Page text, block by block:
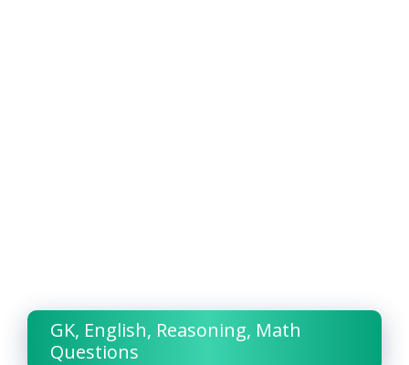
GK, English, Reasoning, Math
Questions